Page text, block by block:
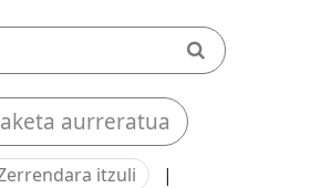
aurreratua
itzuli |